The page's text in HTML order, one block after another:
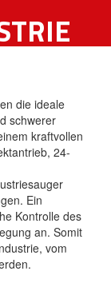
die ideale
schwerer
kraftvollen
24-
Ein
Kontrolle des
an. Somit
vom